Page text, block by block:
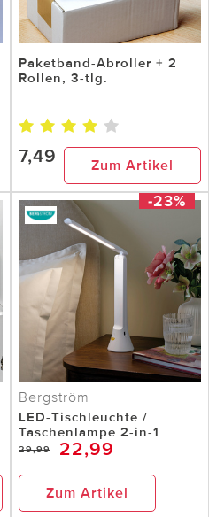
Paketband-Abroller + 2
Rollen, 3-tlg.
7,49 Zum Artikel
-23%
Bergström
LED-Tischleuchte /
Taschenlampe 2-in-1
29,99 22,99
Zum Artikel